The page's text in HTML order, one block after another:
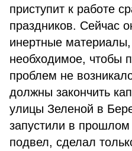
приступит к работе
праздников. Сейчас
инертные материалы,
необходимое, чтобы
проблем не
должны закончить
улицы Зеленой в
запустили в
подвел, сделал